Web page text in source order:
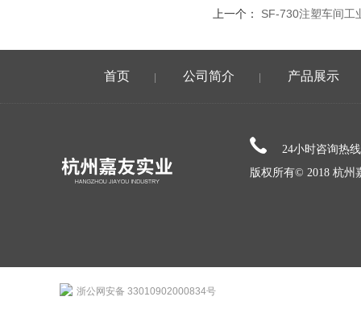
上一个： SF-730注塑车间工
首页 公司简介 产品展示
24小时咨询热
版权所有© 2018 杭州
浙公网安备 33010902000834号